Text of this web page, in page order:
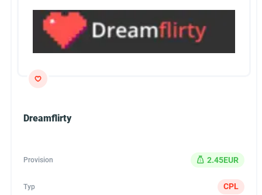
Dreamflirty
Provision 2.45EUR
Typ CPL